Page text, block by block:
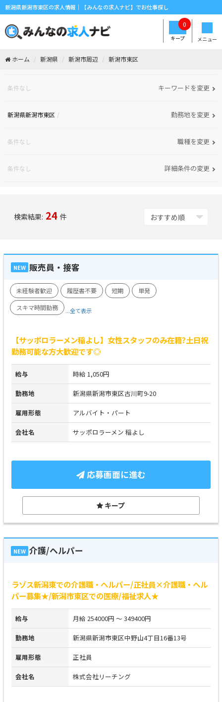
新潟県新潟市東区の求人情報｜【みんなの求人ナビ】でお仕事探し
メニュー
キープ
0
ホーム 新潟県 新潟市周辺 新潟市東区
条件なし キーワードを変更
新潟県新潟市東区 勤務地を変更
条件なし 職種を変更
条件なし 詳細条件の変更
検索結果: 24 件
NEW 販売員・接客
未経験者歓迎 履歴書不要 短期
単発
スキマ時間勤務
...全て表示
【サッポロラーメン稲よし】女性スタッフのみ在籍?土日祝
勤務可能な方大歓迎です◎
給与 時給 1,050円
勤務地 新潟県新潟市東区古川町9-20
雇用形態 アルバイト・パート
会社名 サッポロラーメン 稲よし
応募画面に進む
キープ
NEW 介護/ヘルパー
ラゾス新潟東での介護職・ヘルパー/正社員×介護職・ヘル
パー募集★/新潟市東区での医療/福祉求人★
給与 月給 254000円 ～ 349400円
勤務地 新潟県新潟市東区中野山4丁目16番13号
雇用形態 正社員
会社名 株式会社リーチング